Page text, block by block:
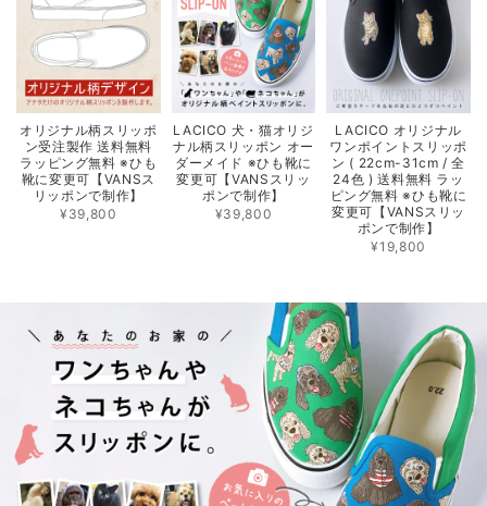
オリジナル柄スリッポ
ン受注製作 送料無料
ラッピング無料 ※ひも
靴に変更可【VANSス
リッポンで制作】
¥39,800
LACICO 犬・猫オリジ
ナル柄スリッポン オー
ダーメイド ※ひも靴に
変更可【VANSスリッ
ポンで制作】
¥39,800
LACICO オリジナル
ワンポイントスリッポ
ン ( 22cm-31cm / 全
24色 ) 送料無料 ラッ
ピング無料 ※ひも靴に
変更可【VANSスリッ
ポンで制作】
¥19,800